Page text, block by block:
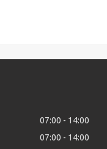
07:00
14:00
07:00
14:00